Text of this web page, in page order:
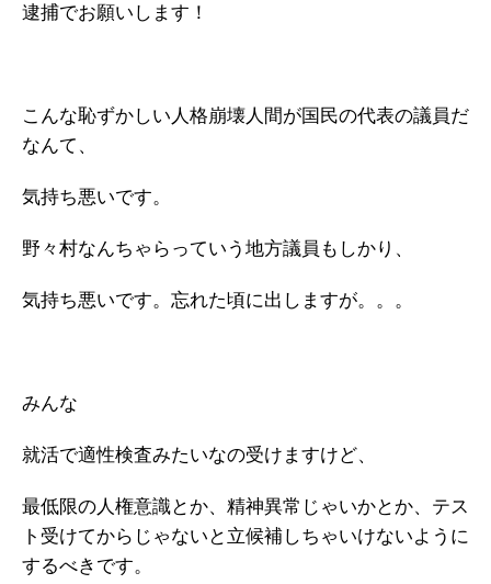
逮捕でお願いします！
こんな恥ずかしい人格崩壊人間が国民の代表の議員だ
なんて、
気持ち悪いです。
野々村なんちゃらっていう地方議員もしかり、
気持ち悪いです。忘れた頃に出しますが。。。
みんな
就活で適性検査みたいなの受けますけど、
最低限の人権意識とか、精神異常じゃいかとか、テス
ト受けてからじゃないと立候補しちゃいけないように
するべきです。